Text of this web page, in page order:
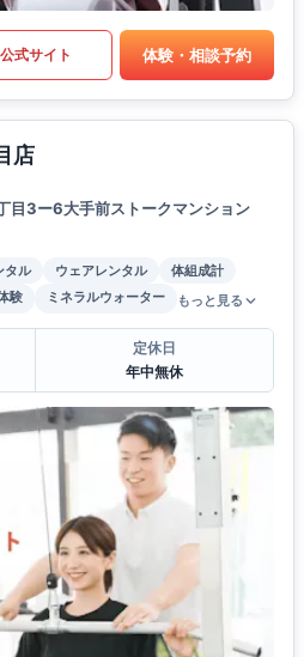
公式サイト 体験・相談予約
店
目3ー6大手前ストークマンション
タル ウェアレンタル
体組成計
験 ミネラルウォーター もっと見る
定休日
年中無休